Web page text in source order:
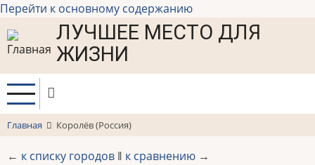
Перейти к основному содержанию
ЛУЧШЕЕ МЕСТО ДЛЯ
ЖИЗНИ
Главная Королёв (Россия)
← к списку городов ‖ к сравнению →